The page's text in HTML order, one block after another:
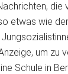
die
etwas wie
um zu
Schule in